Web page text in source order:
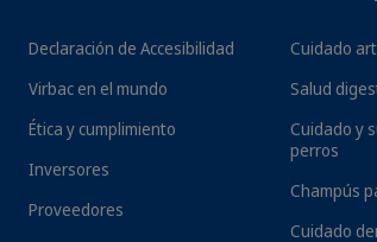
la rutina de higiene de tu gato.
Declaración de Accesibilidad
Virbac en el mundo
Ética y cumplimiento
Inversores
Proveedores
Cuidado
Salud
Cuidado y
perros
Champús
Cuidado